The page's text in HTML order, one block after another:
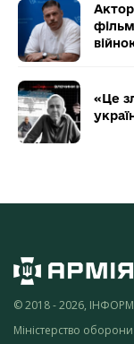
«Це
© 2018 - 2026,
Міністерство